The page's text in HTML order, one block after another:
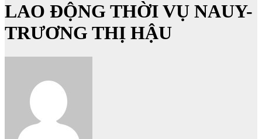
LAO ĐỘNG THỜI VỤ NAUY-
TRƯƠNG THỊ HẬU